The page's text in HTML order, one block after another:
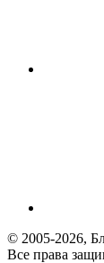
© 2005-2026,
Все права